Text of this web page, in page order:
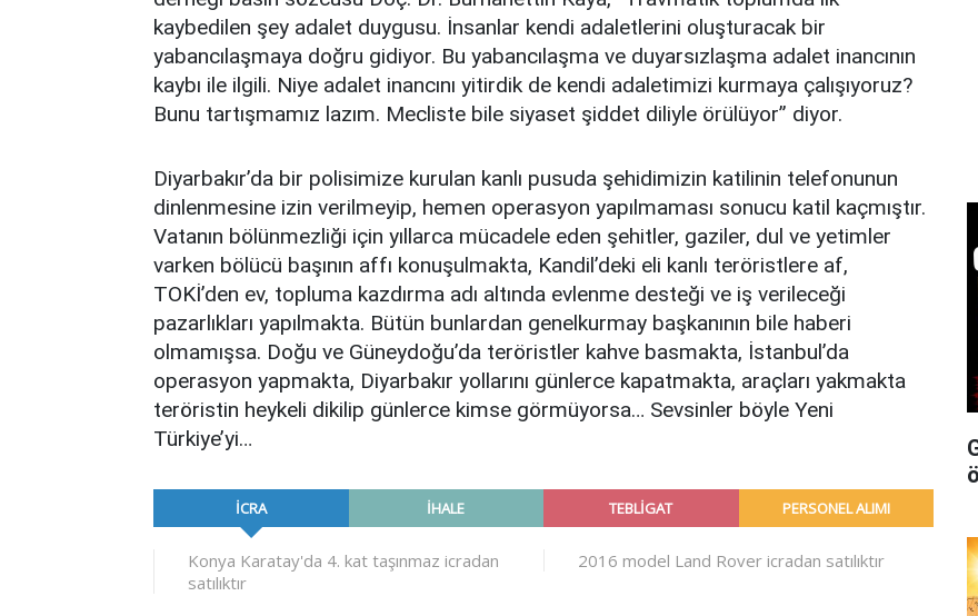
kaybedilen şey adalet duygusu. İnsanlar kendi adaletlerini oluşturacak bir
yabancılaşmaya doğru gidiyor. Bu yabancılaşma ve duyarsızlaşma adalet inancının
kaybı ile ilgili. Niye adalet inancını yitirdik de kendi adaletimizi kurmaya çalışıyoruz?
Bunu tartışmamız lazım. Mecliste bile siyaset şiddet diliyle örülüyor” diyor.
Diyarbakır’da bir polisimize kurulan kanlı pusuda şehidimizin katilinin telefonunun
dinlenmesine izin verilmeyip, hemen operasyon yapılmaması sonucu katil kaçmıştır.
Vatanın bölünmezliği için yıllarca mücadele eden şehitler, gaziler, dul ve yetimler
varken bölücü başının affı konuşulmakta, Kandil’deki eli kanlı teröristlere af,
TOKİ’den ev, topluma kazdırma adı altında evlenme desteği ve iş verileceği
pazarlıkları yapılmakta. Bütün bunlardan genelkurmay başkanının bile haberi
olmamışsa. Doğu ve Güneydoğu’da teröristler kahve basmakta, İstanbul’da
operasyon yapmakta, Diyarbakır yollarını günlerce kapatmakta, araçları yakmakta
teröristin heykeli dikilip günlerce kimse görmüyorsa… Sevsinler böyle Yeni
Türkiye’yi…